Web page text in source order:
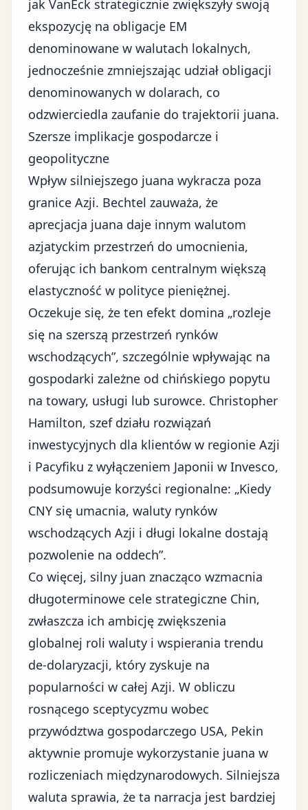
jak VanEck strategicznie zwiększyły swoją
ekspozycję na obligacje EM
denominowane w walutach lokalnych,
jednocześnie zmniejszając udział obligacji
denominowanych w dolarach, co
odzwierciedla zaufanie do trajektorii juana.
Szersze implikacje gospodarcze i
geopolityczne
Wpływ silniejszego juana wykracza poza
granice Azji. Bechtel zauważa, że
aprecjacja juana daje innym walutom
azjatyckim przestrzeń do umocnienia,
oferując ich bankom centralnym większą
elastyczność w polityce pieniężnej.
Oczekuje się, że ten efekt domina „rozleje
się na szerszą przestrzeń rynków
wschodzących”, szczególnie wpływając na
gospodarki zależne od chińskiego popytu
na towary, usługi lub surowce. Christopher
Hamilton, szef działu rozwiązań
inwestycyjnych dla klientów w regionie Azji
i Pacyfiku z wyłączeniem Japonii w Invesco,
podsumowuje korzyści regionalne: „Kiedy
CNY się umacnia, waluty rynków
wschodzących Azji i długi lokalne dostają
pozwolenie na oddech”.
Co więcej, silny juan znacząco wzmacnia
długoterminowe cele strategiczne Chin,
zwłaszcza ich ambicję zwiększenia
globalnej roli waluty i wspierania trendu
de-dolaryzacji, który zyskuje na
popularności w całej Azji. W obliczu
rosnącego sceptycyzmu wobec
przywództwa gospodarczego USA, Pekin
aktywnie promuje wykorzystanie juana w
rozliczeniach międzynarodowych. Silniejsza
waluta sprawia, że ta narracja jest bardziej